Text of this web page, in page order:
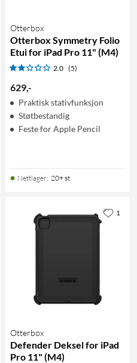
Otterbox
Otterbox Symmetry Folio
Etui for iPad Pro 11" (M4)
2.0 (5)
629,-
Praktisk stativfunksjon
Støtbestandig
Feste for Apple Pencil
Nettlager: 20+ st
Otterbox
Defender Deksel for iPad
Pro 11" (M4)
1